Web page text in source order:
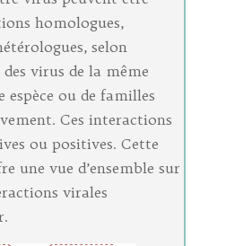
homologues,
selon
virus de la même
espèce ou de familles
Ces interactions
ou positives. Cette
une vue d’ensemble sur
virales